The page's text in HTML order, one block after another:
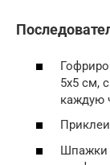
5х5 см,
каждую
Шпажки